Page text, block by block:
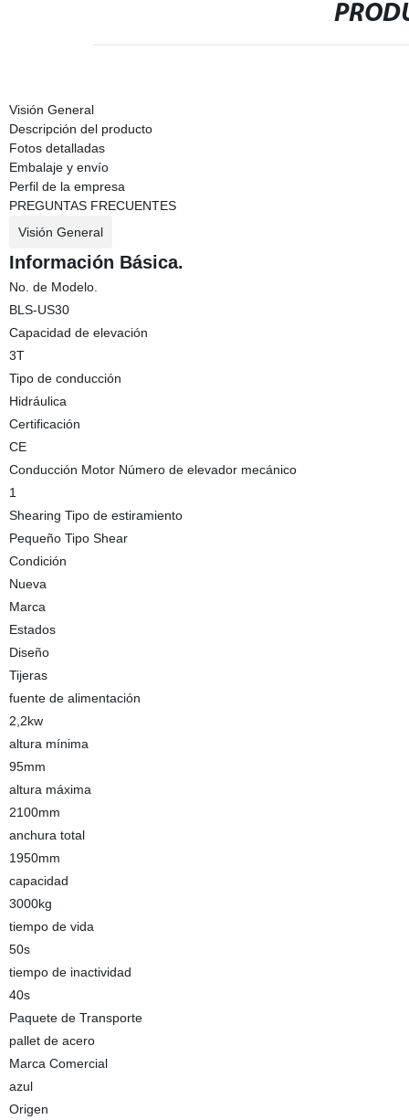
Visión General
Descripción del producto
Fotos detalladas
Embalaje y envío
Perfil de la empresa
PREGUNTAS FRECUENTES
Visión General
Información Básica.
No. de Modelo.
BLS-US30
Capacidad de elevación
3T
Tipo de conducción
Hidráulica
Certificación
CE
Conducción Motor Número de elevador mecánico
1
Shearing Tipo de estiramiento
Pequeño Tipo Shear
Condición
Nueva
Marca
Estados
Diseño
Tijeras
fuente de alimentación
2,2kw
altura mínima
95mm
altura máxima
2100mm
anchura total
1950mm
capacidad
3000kg
tiempo de vida
50s
tiempo de inactividad
40s
Paquete de Transporte
pallet de acero
Marca Comercial
azul
Origen